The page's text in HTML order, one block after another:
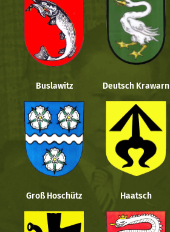
Buslawitz Deutsch Krawarn
Groß Hoschütz Haatsch